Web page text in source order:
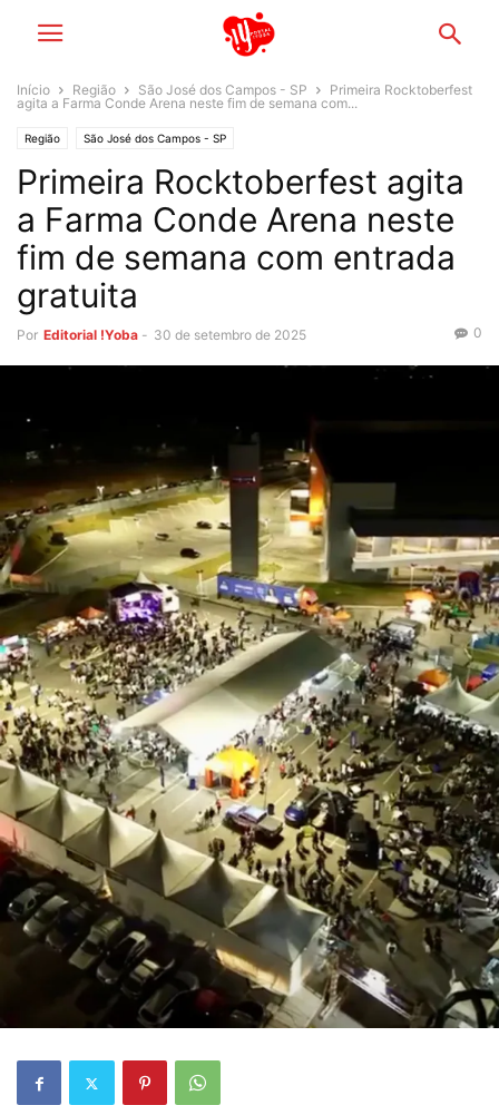
Início Região São José dos Campos - SP
Primeira Rocktoberfest
agita a Farma Conde Arena neste fim de semana com...
Região São José dos Campos - SP
Primeira Rocktoberfest agita
a Farma Conde Arena neste
fim de semana com entrada
gratuita
Por Editorial !Yoba - 30 de setembro de 2025 0